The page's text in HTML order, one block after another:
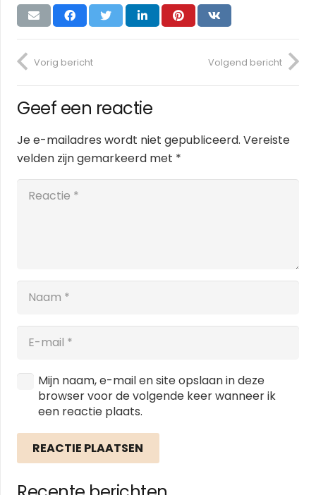
Vorig bericht Volgend bericht
Geef een reactie
Je e-mailadres wordt niet gepubliceerd. Vereiste
velden zijn gemarkeerd met *
Mijn naam, e-mail en site opslaan in deze
browser voor de volgende keer wanneer ik
een reactie plaats.
REACTIE PLAATSEN